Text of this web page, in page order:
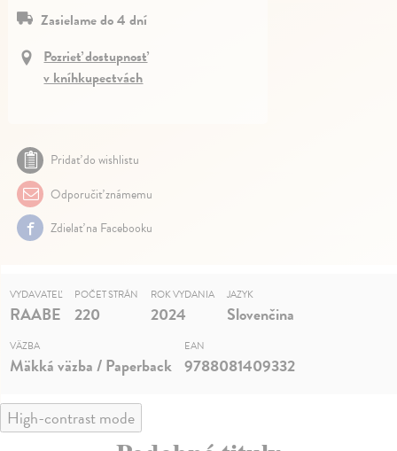
Zasielame do 4 dní
Pozrieť dostupnosť
v kníhkupectvách
Pridať do wishlistu
Odporučiť známemu
Zdielať na Facebooku
VYDAVATEĽ
RAABE
POČET STRÁN
220
ROK VYDANIA
2024
JAZYK
Slovenčina
VÄZBA
Mäkká väzba / Paperback
EAN
9788081409332
High-contrast mode